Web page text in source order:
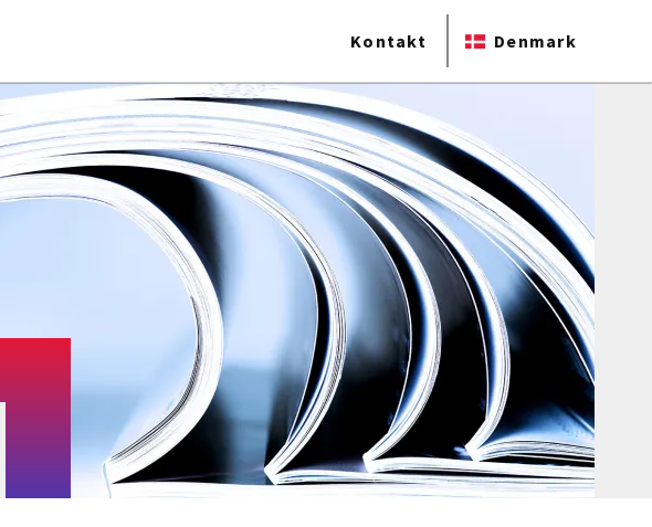
Kontakt Denmark